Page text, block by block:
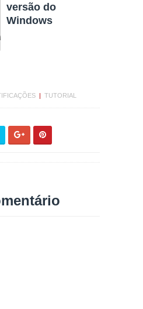
versão do
Windows
| TUTORIAL